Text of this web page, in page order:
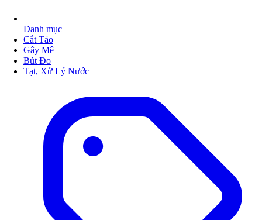
Danh mục
Cắt Tảo
Gây Mê
Bút Đo
Tạt, Xử Lý Nước